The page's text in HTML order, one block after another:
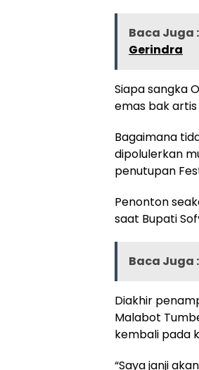
Baca Juga :
Gerindra
Siapa sangka
emas bak
Bagaimana
dipolulerkan
penutupan
Penonton
saat Bupati
Baca Juga :
Diakhir
Malabot
kembali pada
“Saya janji